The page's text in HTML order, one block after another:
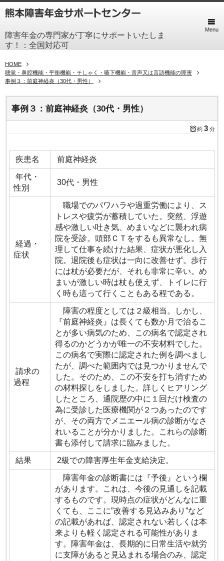
障害年金の専門家が丁寧にサポートいたしま
す！：全国対応可
Menu
HOME
聴覚・鼻腔機能・平衡機能・そしゃく・嚥下機能・音声又は言語機能の障害
事例３：前庭神経炎（30代・男性）
事例３：前庭神経炎（30代・男性）
約 3 分
疾患名 前庭神経炎
年代・
性別
30代・男性
経過・
症状
職場でのパワハラや過重労働により、ス
トレスや疲労が蓄積していた。突然、浮遊
感や激しい吐き気、めまいなどに襲われ病
院を受診。頭部ＣＴをするも異常なし。無
理して仕事を続けた結果、症状が悪化し入
院。退院後も症状は一向に改善せず。歩行
には杖が必要だが、それも非常に辛い。め
まいが激しい時は杖も使えず、トイレに行
く時も這って行くこともある程である。
請求の
過程
障害の程度としては２級相当。しかし、
『前庭神経炎』は長くても数か月で治るこ
とが多い病気のため、この病名で認定され
得るのかどうかが唯一の不安材料でした。
この病名で実際に認定された例を調べまし
たが、調べた範囲内では見つかりませんで
した。そのため、この不安を打ち消すため
の材料探しをしました。詳しくヒアリング
したところ、通院歴の中に１回だけ検査の
為に受診した医療機関が２つあったのです
が、その両方でメニエール病の診断がなさ
れいることが分かりました。これらの診断
書も添付して請求に臨みました。
結果 2級での障害厚生年金支給決定。
障害年金の診断書には『予後』という欄
があります。これは、今後の見通しを記載
するものです。現時点の症状がどんなに重
くても、ここに”改善する見込みあり”など
の記載があれば、認定されない若しくは本
来よりも軽く認定される可能性がありま
す。障害年金は、長期的に日常生活や就労
に支障があると見込まれる場合のみ、認定